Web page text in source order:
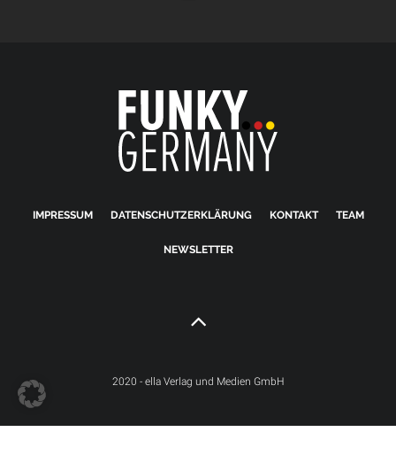
IMPRESSUM DATENSCHUTZERKLÄRUNG KONTAKT TEAM
NEWSLETTER
2020 - ella Verlag und Medien GmbH